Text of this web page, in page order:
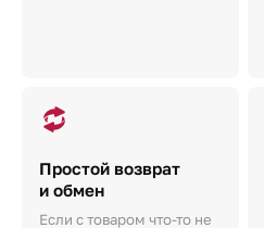
Простой возврат
и обмен
Если с товаром что-то не